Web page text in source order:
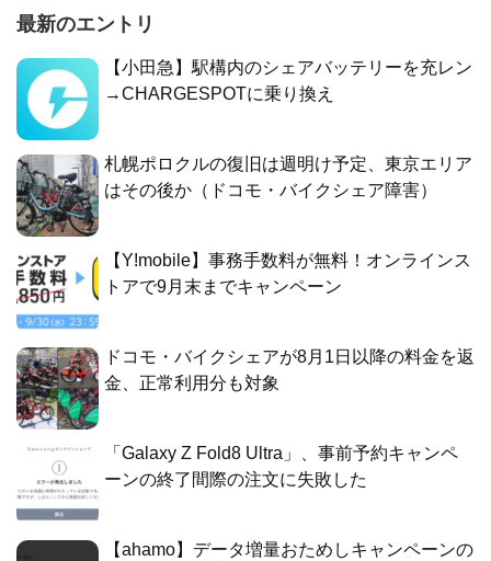
最新のエントリ
【小田急】駅構内のシェアバッテリーを充レン
→CHARGESPOTに乗り換え
札幌ポロクルの復旧は週明け予定、東京エリア
はその後か（ドコモ・バイクシェア障害）
【Y!mobile】事務手数料が無料！オンラインス
トアで9月末までキャンペーン
ドコモ・バイクシェアが8月1日以降の料金を返
金、正常利用分も対象
「Galaxy Z Fold8 Ultra」、事前予約キャンペ
ーンの終了間際の注文に失敗した
【ahamo】データ増量おためしキャンペーンの